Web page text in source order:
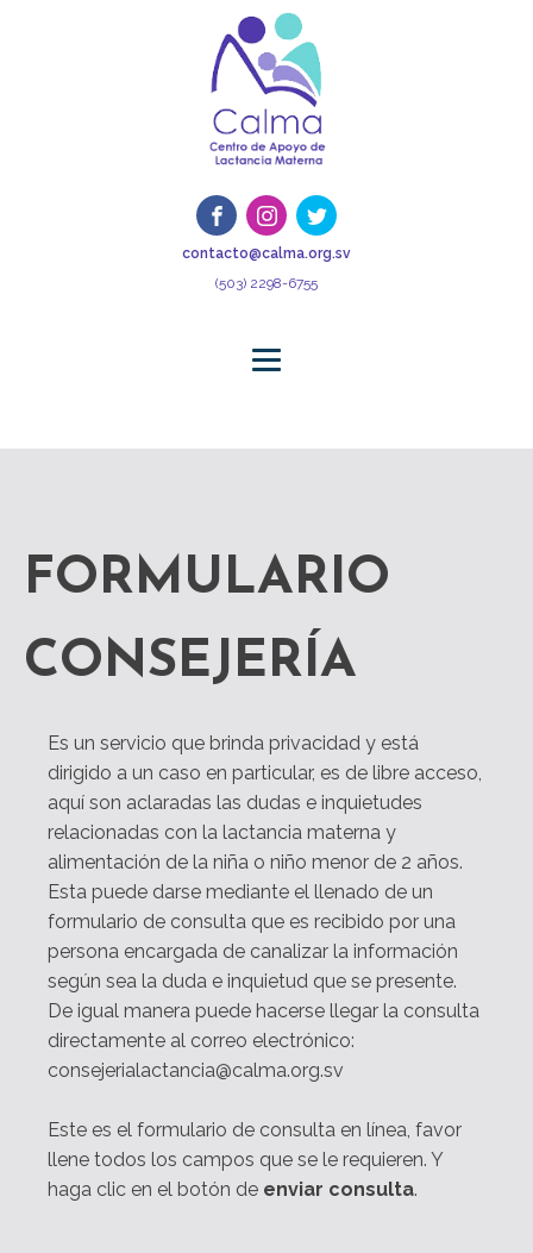
contacto@calma.org.sv
(503) 2298-6755
FORMULARIO
CONSEJERÍA
Es un servicio que brinda privacidad y está
dirigido a un caso en particular, es de libre acceso,
aquí son aclaradas las dudas e inquietudes
relacionadas con la lactancia materna y
alimentación de la niña o niño menor de 2 años.
Esta puede darse mediante el llenado de un
formulario de consulta que es recibido por una
persona encargada de canalizar la información
según sea la duda e inquietud que se presente.
De igual manera puede hacerse llegar la consulta
directamente al correo electrónico:
consejerialactancia@calma.org.sv
Este es el formulario de consulta en línea, favor
llene todos los campos que se le requieren. Y
haga clic en el botón de enviar consulta.